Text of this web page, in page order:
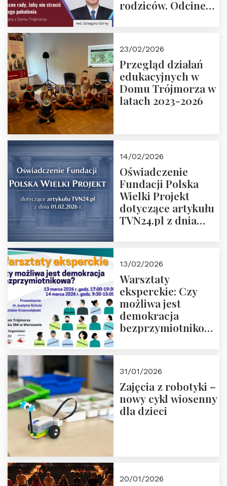
rodziców. Odcinek
Rozmawiają red.
Grzegorz Górny i
prof. Michał
Łuczewski
23/02/2026
Przegląd działań
edukacyjnych w
Domu Trójmorza w
latach 2023-2026
14/02/2026
Oświadczenie
Fundacji Polska
Wielki Projekt
dotyczące artykułu
TVN24.pl z dnia
13/02/2026
Warsztaty
eksperckie: Czy
możliwa jest
demokracja
bezprzymiotnikowa?
31/01/2026
Zajęcia z robotyki –
nowy cykl wiosenny
dla dzieci
20/01/2026